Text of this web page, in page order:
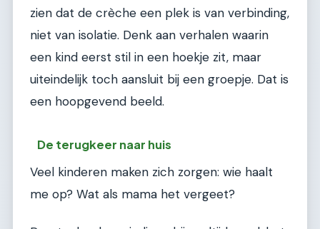
zien dat de crèche een plek is van verbinding,
niet van isolatie. Denk aan verhalen waarin
een kind eerst stil in een hoekje zit, maar
uiteindelijk toch aansluit bij een groepje. Dat is
een hoopgevend beeld.
De terugkeer naar huis
Veel kinderen maken zich zorgen: wie haalt
me op? Wat als mama het vergeet?